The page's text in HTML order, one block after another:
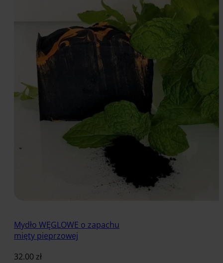
Mydło WĘGLOWE o zapachu
mięty pieprzowej
32.00 zł